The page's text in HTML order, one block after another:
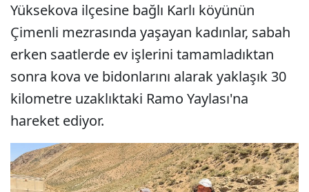
Yüksekova ilçesine bağlı Karlı köyünün
Çimenli mezrasında yaşayan kadınlar, sabah
erken saatlerde ev işlerini tamamladıktan
sonra kova ve bidonlarını alarak yaklaşık 30
kilometre uzaklıktaki Ramo Yaylası'na
hareket ediyor.